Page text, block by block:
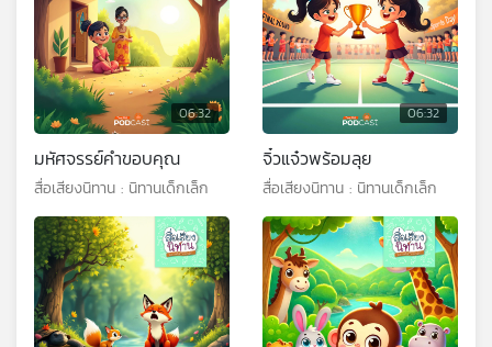
06:32
มหัศจรรย์คำขอบคุณ
สื่อเสียงนิทาน : นิทานเด็กเล็ก
06:32
จิ๋วแจ๋วพร้อมลุย
สื่อเสียงนิทาน : นิทานเด็กเล็ก